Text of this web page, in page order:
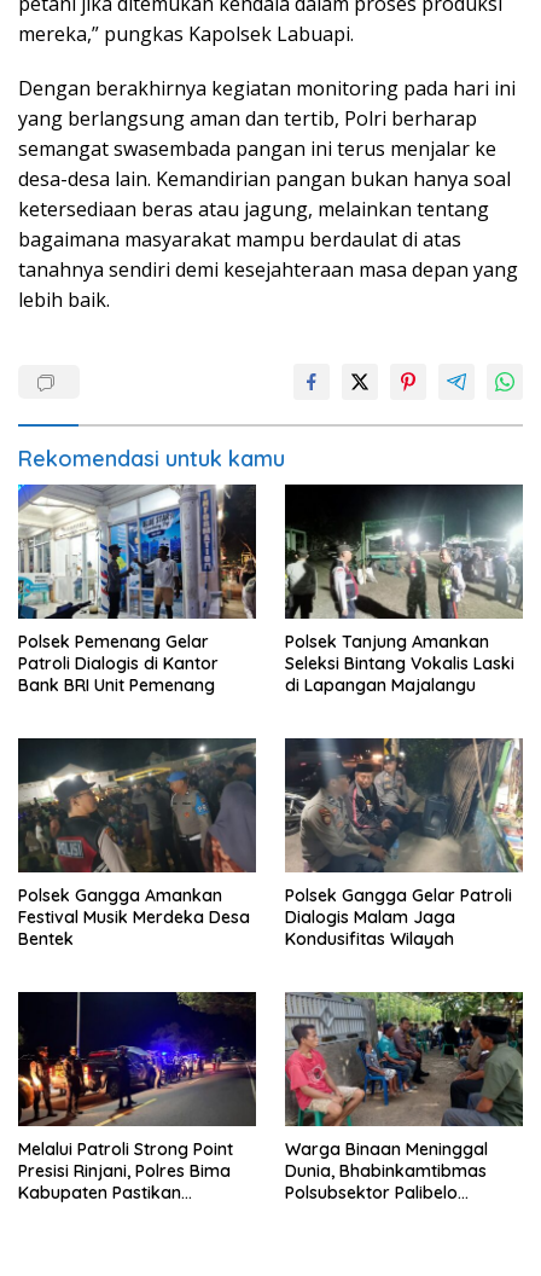
mereka,” pungkas Kapolsek Labuapi.
Dengan berakhirnya kegiatan monitoring pada hari ini
yang berlangsung aman dan tertib, Polri berharap
semangat swasembada pangan ini terus menjalar ke
desa-desa lain. Kemandirian pangan bukan hanya soal
ketersediaan beras atau jagung, melainkan tentang
bagaimana masyarakat mampu berdaulat di atas
tanahnya sendiri demi kesejahteraan masa depan yang
lebih baik.
Rekomendasi untuk kamu
Polsek Pemenang Gelar
Patroli Dialogis di Kantor
Bank BRI Unit Pemenang
Polsek Tanjung Amankan
Seleksi Bintang Vokalis Laski
di Lapangan Majalangu
Polsek Gangga Amankan
Festival Musik Merdeka Desa
Bentek
Polsek Gangga Gelar Patroli
Dialogis Malam Jaga
Kondusifitas Wilayah
Melalui Patroli Strong Point
Presisi Rinjani, Polres Bima
Kabupaten Pastikan
Warga Binaan Meninggal
Dunia, Bhabinkamtibmas
Polsubsektor Palibelo